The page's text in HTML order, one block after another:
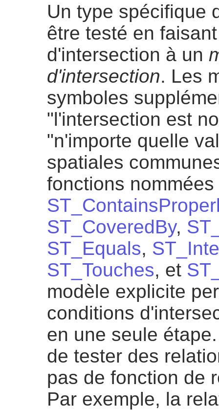
Un type spécifique
être testé en
d'intersection à un
d'intersection. Les
symboles
"l'intersection est
"n'importe quelle
spatiales
fonctions nommées
ST_CoveredBy,
ST_Equals,
ST_Touches, et
modèle explicite
conditions
en une seule
de tester des
pas de fonction de
Par exemple, la